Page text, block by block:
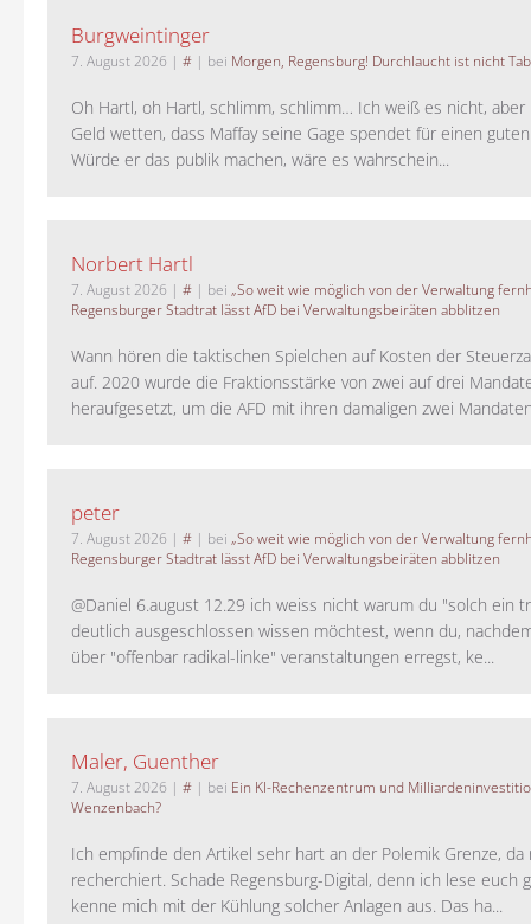
Burgweintinger
7. August 2026 | # | bei Morgen, Regensburg! Durchlaucht ist nicht
Oh Hartl, oh Hartl, schlimm, schlimm… Ich weiß es nicht, aber
Geld wetten, dass Maffay seine Gage spendet für einen
Würde er das publik machen, wäre es wahrschein...
Norbert Hartl
7. August 2026 | # | bei „So weit wie möglich von der Verwaltung
Regensburger Stadtrat lässt AfD bei Verwaltungsbeiräten abblitzen
Wann hören die taktischen Spielchen auf Kosten der
auf. 2020 wurde die Fraktionsstärke von zwei auf drei
heraufgesetzt, um die AFD mit ihren damaligen zwei
peter
7. August 2026 | # | bei „So weit wie möglich von der Verwaltung
Regensburger Stadtrat lässt AfD bei Verwaltungsbeiräten abblitzen
@Daniel 6.august 12.29 ich weiss nicht warum du "solch ein
deutlich ausgeschlossen wissen möchtest, wenn du,
über "offenbar radikal-linke" veranstaltungen erregst, ke...
Maler, Guenther
7. August 2026 | # | bei Ein KI-Rechenzentrum und
Wenzenbach?
Ich empfinde den Artikel sehr hart an der Polemik Grenze,
recherchiert. Schade Regensburg-Digital, denn ich lese euch
kenne mich mit der Kühlung solcher Anlagen aus. Das ha...